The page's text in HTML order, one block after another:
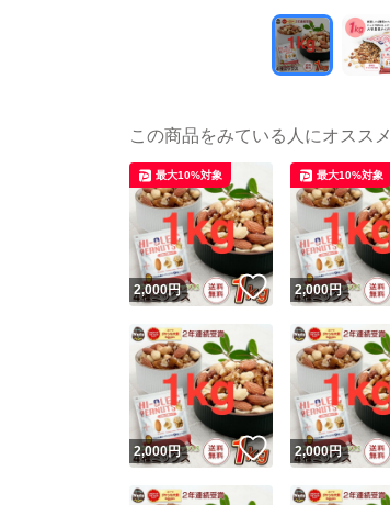
この商品をみている人にオススメ
2,000円 いいね！
最大10%対象
2,000円
最大10%対象
2,000円 いいね！
2,000円